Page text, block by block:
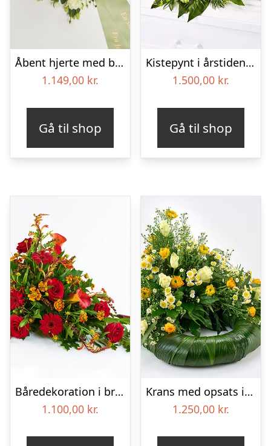
Åbent hjerte med bånd – Floristens kreative valg
1.149,00 kr.
Gå til shop
Kistepynt i årstidens blomster – Blomster til begravelse
1.500,00 kr.
Gå til shop
Båredekoration i brændte farver – Blomster til begravelse
1.100,00 kr.
Krans med opsats i gule farver – Blomster til begravelse
1.250,00 kr.